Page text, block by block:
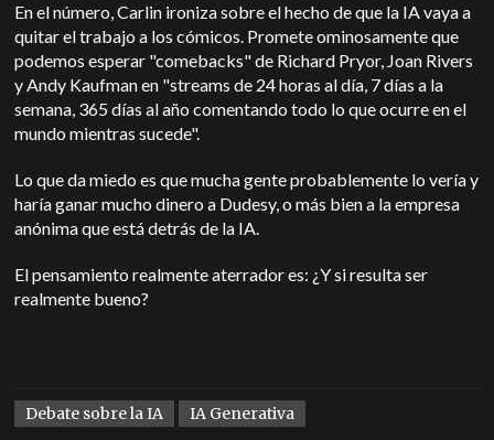
En el número, Carlin ironiza sobre el hecho de que la IA vaya a
quitar el trabajo a los cómicos. Promete ominosamente que
podemos esperar "comebacks" de Richard Pryor, Joan Rivers
y Andy Kaufman en "streams de 24 horas al día, 7 días a la
semana, 365 días al año comentando todo lo que ocurre en el
mundo mientras sucede".
Lo que da miedo es que mucha gente probablemente lo vería y
haría ganar mucho dinero a Dudesy, o más bien a la empresa
anónima que está detrás de la IA.
El pensamiento realmente aterrador es: ¿Y si resulta ser
realmente bueno?
Debate sobre la IA IA Generativa